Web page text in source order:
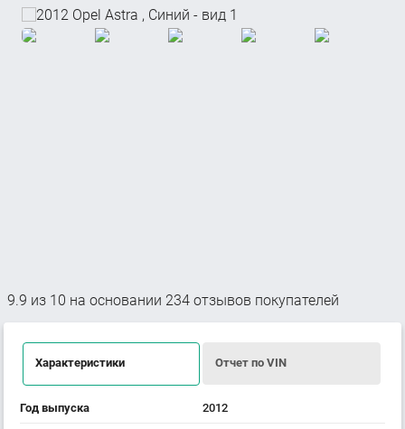
9.9 из 10 на основании 234 отзывов покупателей
Характеристики Отчет по VIN
Год выпуска 2012